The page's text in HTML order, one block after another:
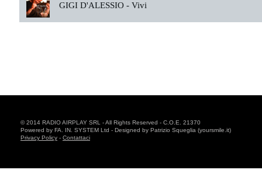
GIGI D'ALESSIO - Vivi
© 2014 RADIO AIRPLAY SRL - All Rights Reserved - C.O.E. 21370
Powered by FA. IN. SYSTEM Ltd - Designed by Patrizio Squeglia (yoursmile.it)
Privacy Policy - Contattaci